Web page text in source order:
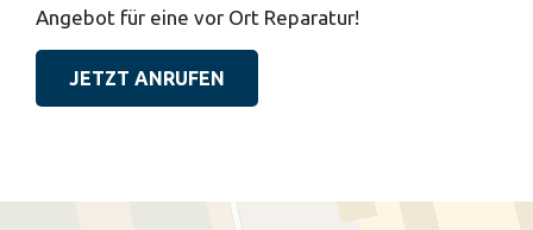
Angebot für eine vor Ort Reparatur!
JETZT ANRUFEN